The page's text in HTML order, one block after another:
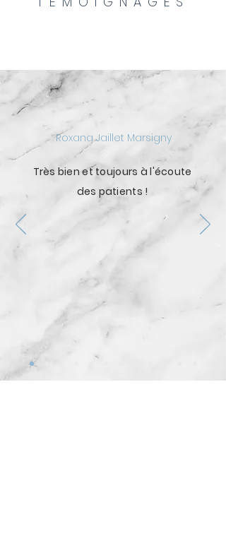
Roxana Jaillet Marsigny
Très bien et toujours à l'écoute
des patients !